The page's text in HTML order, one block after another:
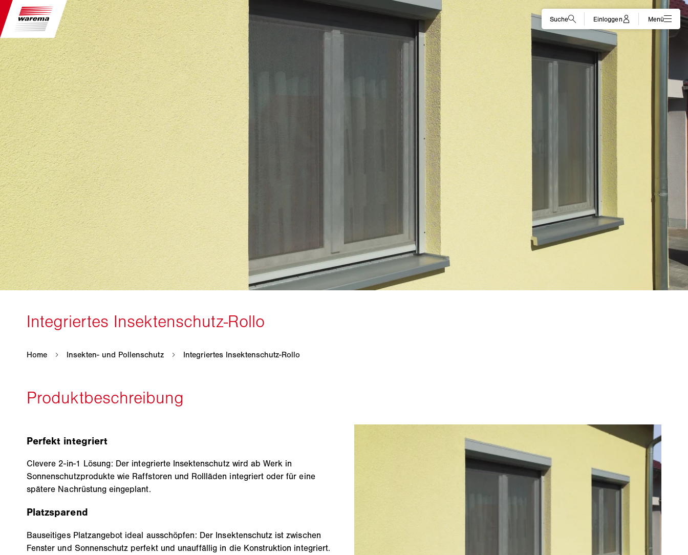
Perfekt integriert
Clevere 2-in-1 Lösung: Der integrierte Insektenschutz wird ab Werk in
Sonnenschutzprodukte wie Raffstoren und Rollläden integriert oder für eine
spätere Nachrüstung eingeplant.
Platzsparend
Bauseitiges Platzangebot ideal ausschöpfen: Der Insektenschutz ist zwischen
Fenster und Sonnenschutz perfekt und unauffällig in die Konstruktion integriert.